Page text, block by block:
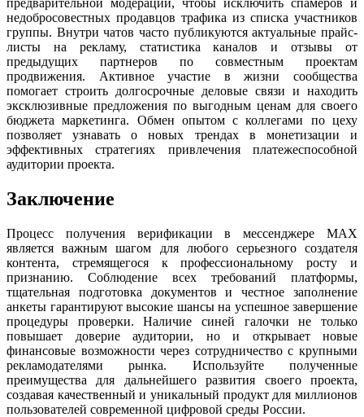
недобросовестных продавцов трафика из списка участников
группы. Внутри чатов часто публикуются актуальные прайс-
листы на рекламу, статистика каналов и отзывы от
предыдущих партнеров по совместным проектам
продвижения. Активное участие в жизни сообщества
помогает строить долгосрочные деловые связи и находить
эксклюзивные предложения по выгодным ценам для своего
бюджета маркетинга. Обмен опытом с коллегами по цеху
позволяет узнавать о новых трендах в монетизации и
эффективных стратегиях привлечения платежеспособной
аудитории проекта.
Заключение
Процесс получения верификации в мессенджере MAX
является важным шагом для любого серьезного создателя
контента, стремящегося к профессиональному росту и
признанию. Соблюдение всех требований платформы,
тщательная подготовка документов и честное заполнение
анкеты гарантируют высокие шансы на успешное завершение
процедуры проверки. Наличие синей галочки не только
повышает доверие аудитории, но и открывает новые
финансовые возможности через сотрудничество с крупными
рекламодателями рынка. Используйте полученные
преимущества для дальнейшего развития своего проекта,
создавая качественный и уникальный продукт для миллионов
пользователей современной цифровой среды России.